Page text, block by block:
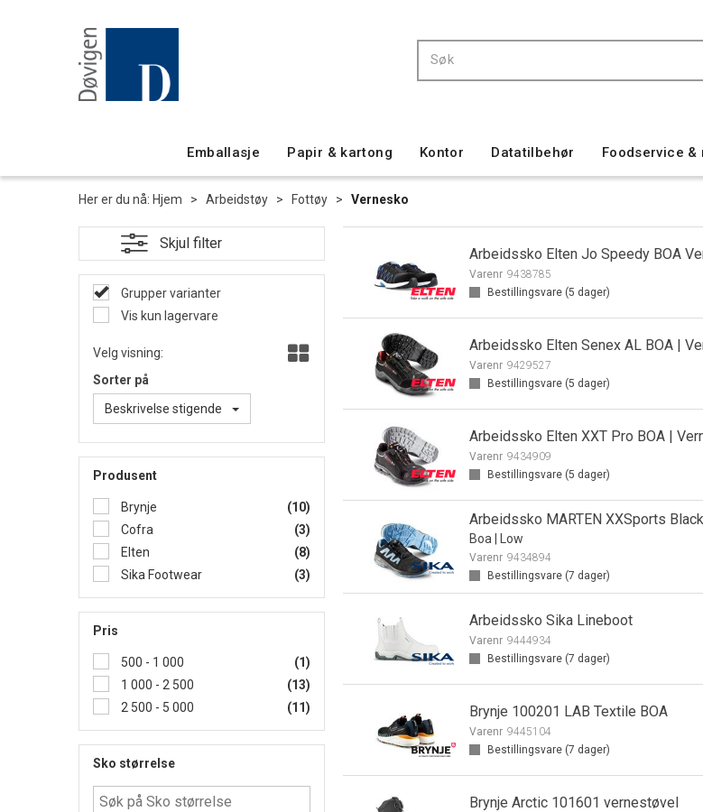
Emballasje Papir & kartong Kontor Datatilbehør Foodservice
Her er du nå: Hjem > Arbeidstøy > Fottøy > Vernesko
Grupper varianter
Vis kun lagervare
Velg visning:
Sorter på
Beskrivelse stigende
Produsent
Brynje
(10)
Cofra
(3)
Elten
(8)
Sika Footwear
(3)
Pris
500 - 1 000
(1)
1 000 - 2 500
(13)
2 500 - 5 000
(11)
Sko størrelse
Arbeidssko Elten Jo Speedy BOA
Varenr 9438785
Bestillingsvare (5 dager)
Arbeidssko Elten Senex AL BOA |
Varenr 9429527
Bestillingsvare (5 dager)
Arbeidssko Elten XXT Pro BOA |
Varenr 9434909
Bestillingsvare (5 dager)
Arbeidssko MARTEN XXSports
Boa | Low
Varenr 9434894
Bestillingsvare (7 dager)
Arbeidssko Sika Lineboot
Varenr 9444934
Bestillingsvare (7 dager)
Brynje 100201 LAB Textile BOA
Varenr 9445104
Bestillingsvare (7 dager)
Brynje Arctic 101601 vernestøvel